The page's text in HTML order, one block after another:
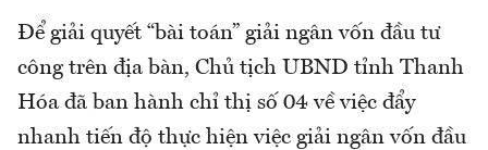
Để giải quyết “bài toán” giải ngân vốn đầu tư
công trên địa bàn, Chủ tịch UBND tỉnh Thanh
Hóa đã ban hành chỉ thị số 04 về việc đẩy
nhanh tiến độ thực hiện việc giải ngân vốn đầu